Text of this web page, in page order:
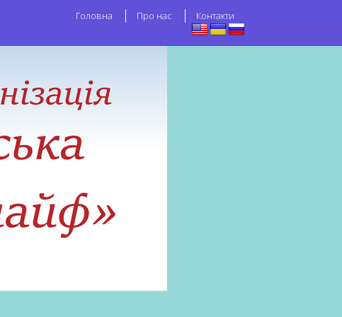
Головна Про нас Контакти